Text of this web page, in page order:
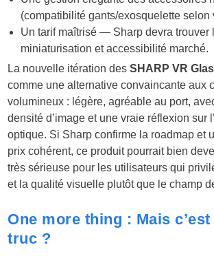
(compatibilité gants/exosquelette selon
Un tarif maîtrisé — Sharp devra trouver
miniaturisation et accessibilité marché.
La nouvelle itération desSHARP VR
comme une alternative convaincante aux
volumineux : légère, agréable au port,
densité d’image et une vraie réflexion sur
optique. Si Sharp confirme la roadmap et
prix cohérent, ce produit pourrait bien
très sérieuse pour les utilisateurs qui
et la qualité visuelle plutôt que le champ
One more thing : Mais
truc ?